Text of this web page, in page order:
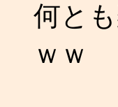
何と
ｗｗ